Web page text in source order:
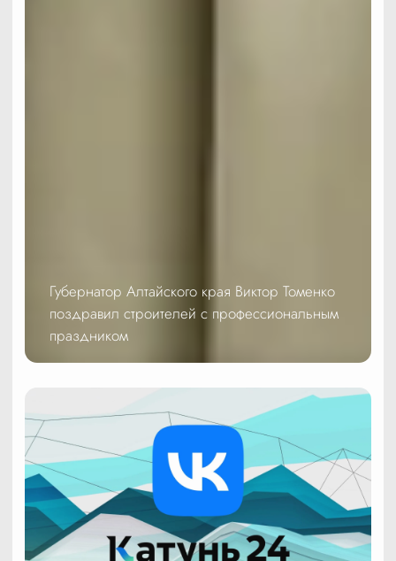
Губернатор Алтайского края Виктор Томенко
поздравил строителей с профессиональным
праздником